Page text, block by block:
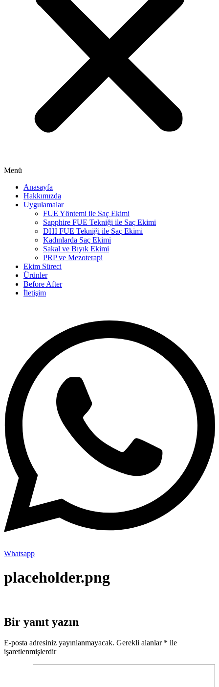
Menü
Anasayfa
Hakkımızda
Uygulamalar
FUE Yöntemi ile Saç Ekimi
Sapphire FUE Tekniği ile Saç Ekimi
DHI FUE Tekniği ile Saç Ekimi
Kadınlarda Saç Ekimi
Sakal ve Bıyık Ekimi
PRP ve Mezoterapi
Ekim Süreci
Ürünler
Before After
İletişim
Whatsapp
placeholder.png
Bir yanıt yazın
E-posta adresiniz yayınlanmayacak. Gerekli alanlar * ile
işaretlenmişlerdir